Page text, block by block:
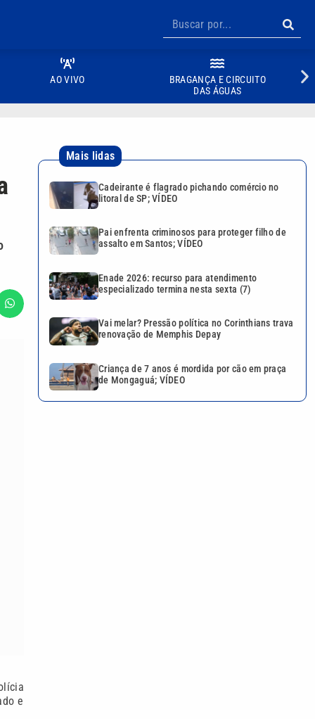
AO VIVO
BRAGANÇA E CIRCUITO
DAS ÁGUAS
e
Mais lidas
Cadeirante é flagrado pichando comércio no
litoral de SP; VÍDEO
Pai enfrenta criminosos para proteger filho de
assalto em Santos; VÍDEO
Enade 2026: recurso para atendimento
especializado termina nesta sexta (7)
Vai melar? Pressão política no Corinthians trava
renovação de Memphis Depay
Criança de 7 anos é mordida por cão em praça
de Mongaguá; VÍDEO